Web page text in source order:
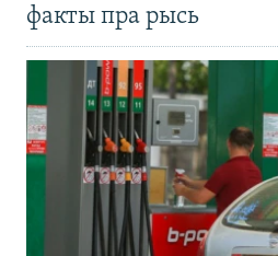
факты пра рысь